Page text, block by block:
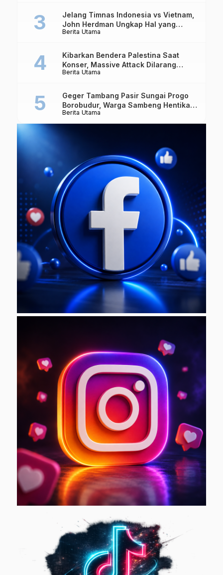
Berita Utama
Jelang Timnas Indonesia vs Vietnam,
John Herdman Ungkap Hal yang
Dipertaruhkan
Berita Utama
Kibarkan Bendera Palestina Saat
Konser, Massive Attack Dilarang
Masuk Singapura Lagi
Berita Utama
Geger Tambang Pasir Sungai Progo
Borobudur, Warga Sambeng Hentikan
Alat Berat dan Usir Truk